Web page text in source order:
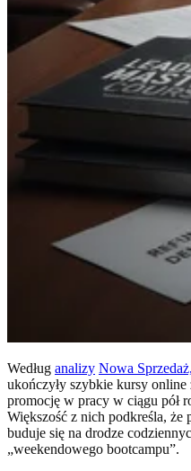
Według analizy Nowa
ukończyły szybkie kursy online
promocję w pracy w ciągu pół
Większość z nich podkreśla, że
buduje się na drodze
„weekendowego bootcampu”.